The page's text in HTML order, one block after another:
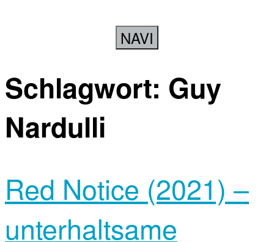
NAVI
Schlagwort: Guy
Nardulli
Red Notice (2021) –
unterhaltsame